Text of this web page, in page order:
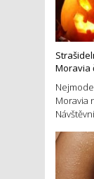
Moravia
Moravia